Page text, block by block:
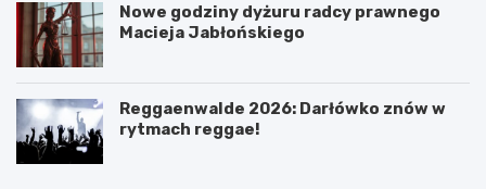
Nowe godziny dyżuru radcy prawnego
Macieja Jabłońskiego
Reggaenwalde 2026: Darłówko znów w
rytmach reggae!